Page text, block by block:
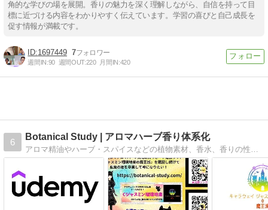
角的な学びの場を展開。香りの魅力を深く理解しながら、自信を持って目
標に近づける内容をわかりやすく伝えています。学習の喜びと自己成長を
促す情報が満載です。
1697449 7
週間IN:90 週間OUT:220 月間IN:420
6
Botanical Study | アロマハーブ香り体系化